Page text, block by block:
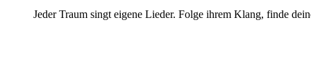
Jeder Traum singt eigene Lieder. Folge ihrem Klang, finde